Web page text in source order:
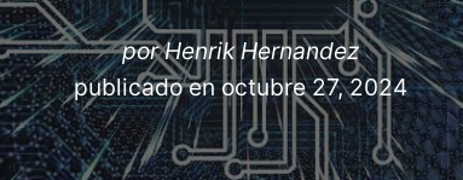
porHenrik Hernandez
publicado enoctubre 27, 2024